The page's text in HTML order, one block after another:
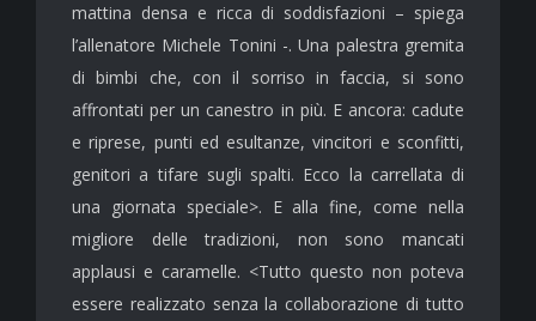
mattina densa e ricca di soddisfazioni – spiega
l’allenatore Michele Tonini -. Una palestra gremita
di bimbi che, con il sorriso in faccia, si sono
affrontati per un canestro in più. E ancora: cadute
e riprese, punti ed esultanze, vincitori e sconfitti,
genitori a tifare sugli spalti. Ecco la carrellata di
una giornata speciale>. E alla fine, come nella
migliore delle tradizioni, non sono mancati
applausi e caramelle. <Tutto questo non poteva
essere realizzato senza la collaborazione di tutto